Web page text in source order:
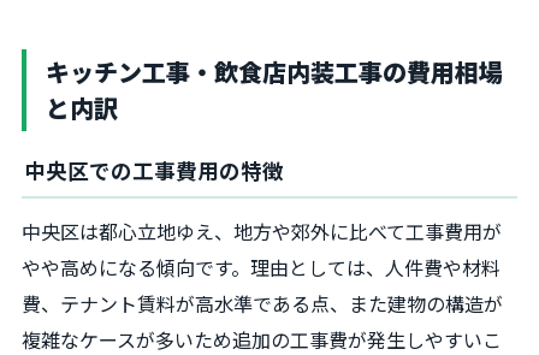
キッチン工事・飲食店内装工事の費用相場
と内訳
中央区での工事費用の特徴
中央区は都心立地ゆえ、地方や郊外に比べて工事費用が
やや高めになる傾向です。理由としては、人件費や材料
費、テナント賃料が高水準である点、また建物の構造が
複雑なケースが多いため追加の工事費が発生しやすいこ